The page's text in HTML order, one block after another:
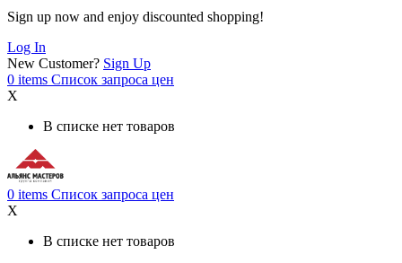
Sign up now and enjoy discounted shopping!
Log In
New Customer? Sign Up
0 items Список запроса цен
X
В списке нет товаров
0 items Список запроса цен
X
В списке нет товаров